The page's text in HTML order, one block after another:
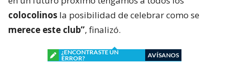
colocolinos la posibilidad de celebrar como se
merece este club”, finalizó.
¿ENCONTRASTE UN
ERROR?
AVÍSANOS